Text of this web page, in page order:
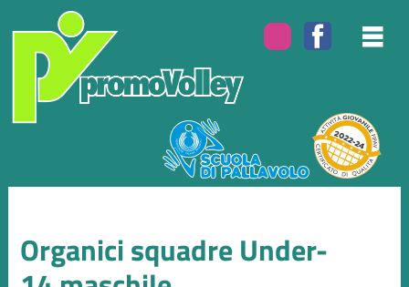
Organici squadre Under-